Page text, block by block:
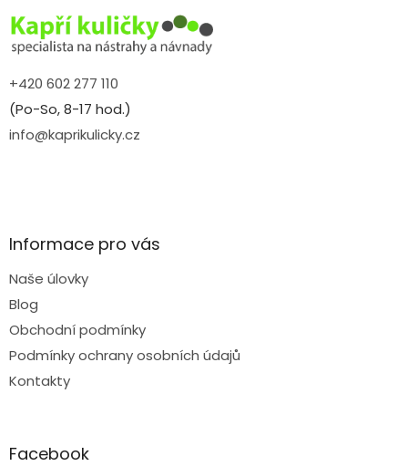
+420 602 277 110
(Po-So, 8-17 hod.)
info@kaprikulicky.cz
Informace pro vás
Naše úlovky
Blog
Obchodní podmínky
Podmínky ochrany osobních údajů
Kontakty
Facebook